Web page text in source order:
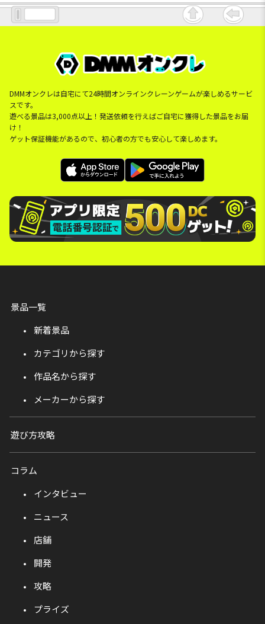
DMMオンクレは自宅にて24時間オンラインクレーンゲームが楽しめるサービ
スです。
遊べる景品は3,000点以上！発送依頼を行えばご自宅に獲得した景品をお届
け！
ゲット保証機能があるので、初心者の方でも安心して楽しめます。
景品一覧
新着景品
カテゴリから探す
作品名から探す
メーカーから探す
遊び方攻略
コラム
インタビュー
ニュース
店舗
開発
攻略
プライズ